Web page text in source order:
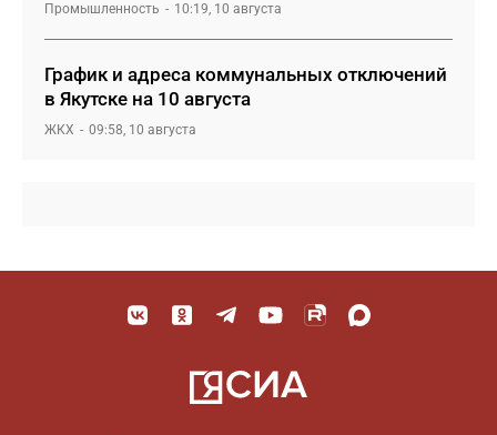
Промышленность 10:19, 10 августа
График и адреса коммунальных отключений
в Якутске на 10 августа
ЖКХ 09:58, 10 августа